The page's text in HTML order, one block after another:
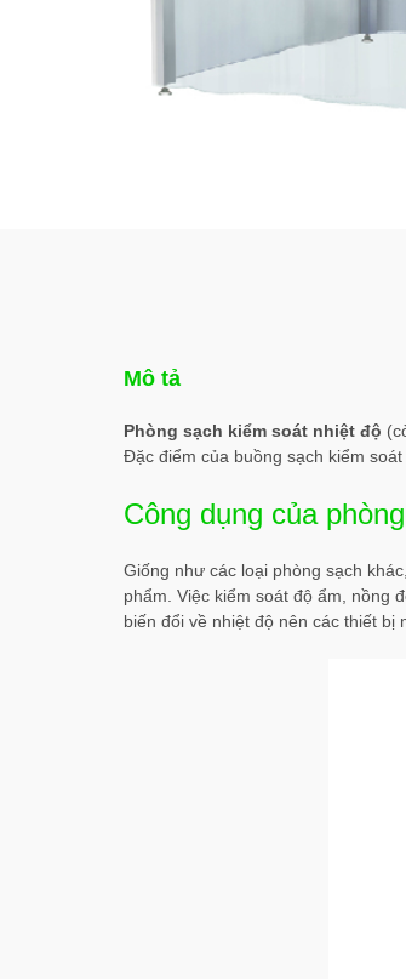
Mô tả
Phòng sạch kiểm soát nhiệt độ
Đặc điểm của buồng sạch kiểm
Công dụng của
Giống như các loại phòng sạch
phẩm. Việc kiểm soát độ ẩm, nồng
biến đổi về nhiệt độ nên các thiết bị